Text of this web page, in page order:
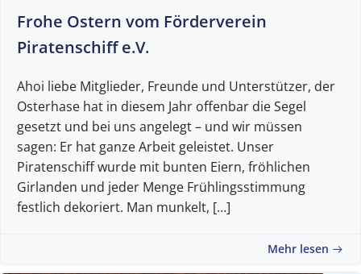
Frohe Ostern vom Förderverein
Piratenschiff e.V.
Ahoi liebe Mitglieder, Freunde und Unterstützer, der
Osterhase hat in diesem Jahr offenbar die Segel
gesetzt und bei uns angelegt – und wir müssen
sagen: Er hat ganze Arbeit geleistet. Unser
Piratenschiff wurde mit bunten Eiern, fröhlichen
Girlanden und jeder Menge Frühlingsstimmung
festlich dekoriert. Man munkelt, […]
Mehr lesen